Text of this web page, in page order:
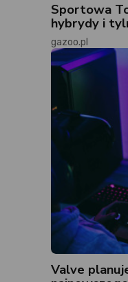
Sportowa
hybrydy i
gazoo.pl
Valve